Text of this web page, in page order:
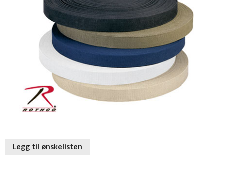
Legg til ønskelisten